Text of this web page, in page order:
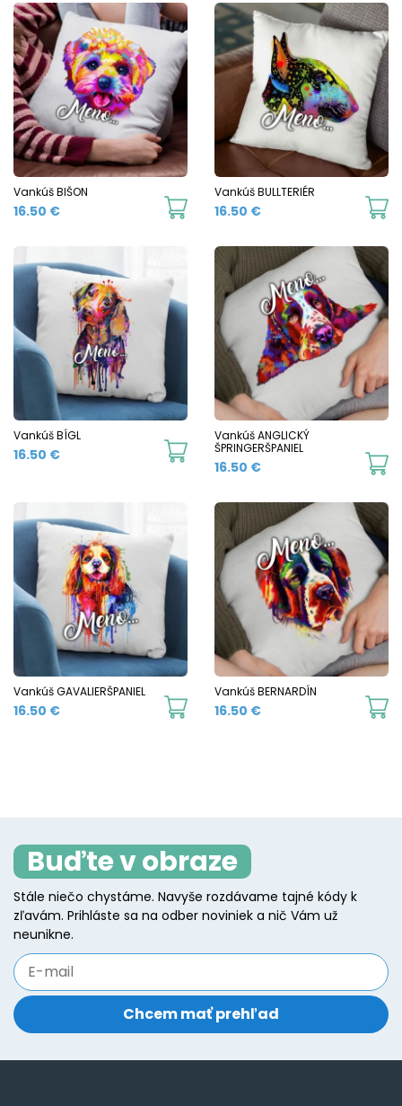
Vankúš BIŠON
16.50 €
Vankúš BULLTERIÉR
16.50 €
Vankúš BÍGL
16.50 €
Vankúš ANGLICKÝ
ŠPRINGERŠPANIEL
16.50 €
Vankúš GAVALIERŠPANIEL
16.50 €
Vankúš BERNARDÍN
16.50 €
Buďte v obraze
Stále niečo chystáme. Navyše rozdávame tajné kódy k
zľavám. Prihláste sa na odber noviniek a nič Vám už
neunikne.